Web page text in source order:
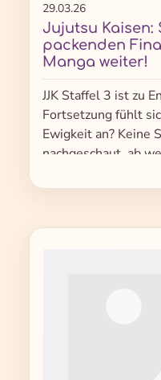
29.03.26
Jujutsu Kaisen:
packenden
Manga weiter!
JJK Staffel 3 ist zu
Fortsetzung fühlt
Ewigkeit an? Keine
nachgeschaut, ab